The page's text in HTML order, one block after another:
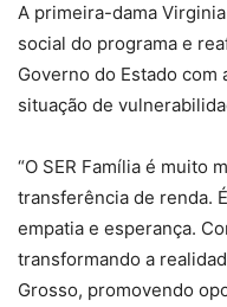
A primeira-dama
social do programa e
Governo do Estado com
situação de
“O SER Família é muito
transferência de renda.
empatia e esperança.
transformando a
Grosso, promovendo